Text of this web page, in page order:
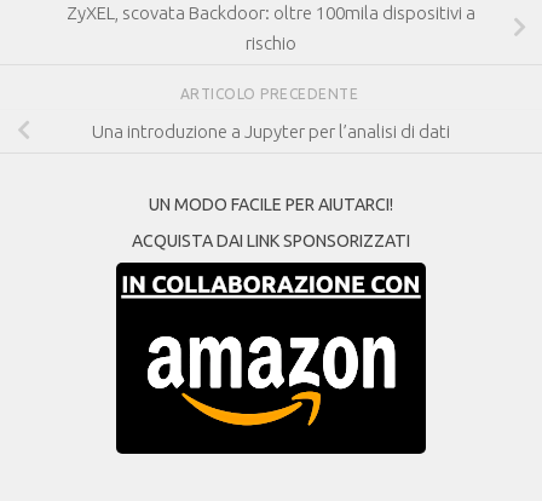
ZyXEL, scovata Backdoor: oltre 100mila dispositivi a
rischio
ARTICOLO PRECEDENTE
Una introduzione a Jupyter per l’analisi di dati
UN MODO FACILE PER AIUTARCI!
ACQUISTA DAI LINK SPONSORIZZATI